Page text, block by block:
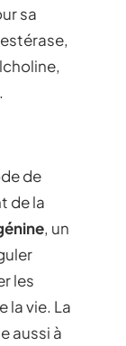
sa
de
de la
, un
les
la vie. La
aussi à